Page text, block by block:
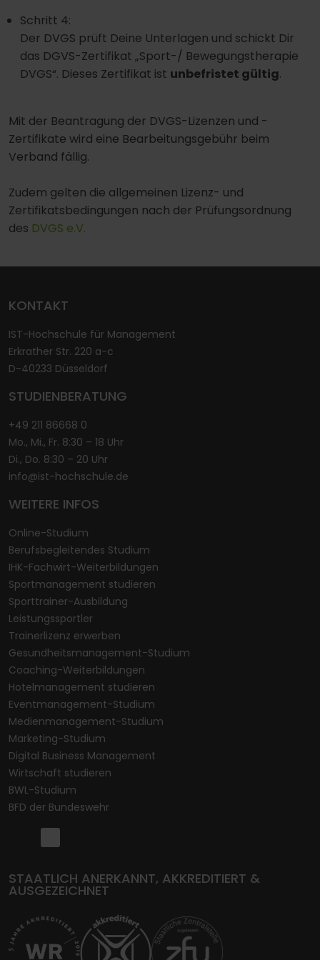
Schritt 4:
Der DVGS prüft Deine Unterlagen und schickt Dir
das DGVS-Zertifikat „Sport-/ Bewegungstherapie
DVGS“. Dieses Zertifikat ist unbefristet gültig.
Mit der Beantragung der DVGS-Lizenzen und -
Zertifikate wird eine Bearbeitungsgebühr beim
Verband fällig.
Zudem gelten die allgemeinen Lizenz- und
Zertifikatsbedingungen nach der Prüfungsordnung
des DVGS e.V.
KONTAKT
IST-Hochschule für Management
Erkrather Str. 220 a-c
D-40233 Düsseldorf
STUDIENBERATUNG
+49 211 86668 0
Mo., Mi., Fr. 8:30 – 18 Uhr
Di., Do. 8:30 – 20 Uhr
info@ist-hochschule.de
WEITERE INFOS
Online-Studium
Berufsbegleitendes Studium
IHK-Fachwirt-Weiterbildungen
Sportmanagement studieren
Sporttrainer-Ausbildung
Leistungssportler
Trainerlizenz erwerben
Gesundheitsmanagement-Studium
Coaching-Weiterbildungen
Hotelmanagement studieren
Eventmanagement-Studium
Medienmanagement-Studium
Marketing-Studium
Digital Business Management
Wirtschaft studieren
BWL-Studium
BFD der Bundeswehr
STAATLICH ANERKANNT, AKKREDITIERT &
AUSGEZEICHNET